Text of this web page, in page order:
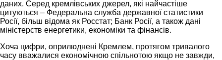
даних. Серед кремлівських джерел, які найчастіше
цитуються – Федеральна служба державної статистики
Росії, більш відома як Росстат; Банк Росії, а також дані
міністерств енергетики, економіки та фінансів.
Хоча цифри, оприлюднені Кремлем, протягом тривалого
часу вважалися економічною спільнотою якщо не завжди,